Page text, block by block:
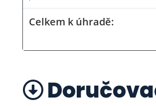
Celkem k úhradě: